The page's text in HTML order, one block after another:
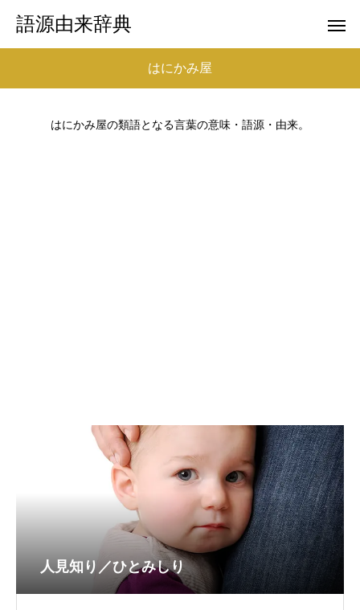
語源由来辞典
はにかみ屋
はにかみ屋の類語となる言葉の意味・語源・由来。
人見知り／ひとみしり